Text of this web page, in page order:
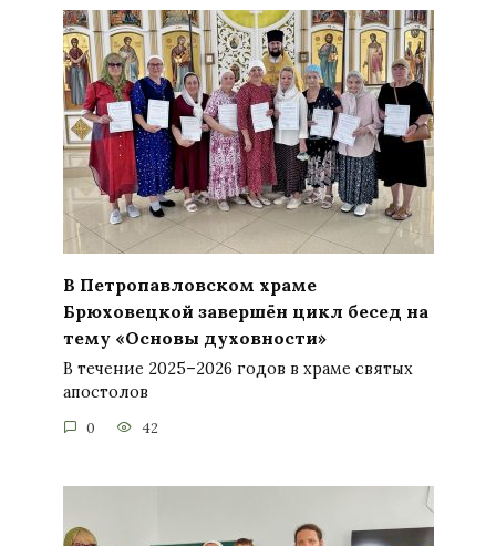
В Петропавловском храме
Брюховецкой завершён цикл бесед на
тему «Основы духовности»
В течение 2025–2026 годов в храме святых
апостолов
0 42